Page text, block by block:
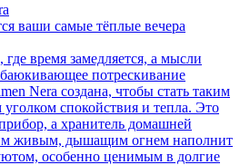
ваши самые тёплые вечера
время замедляется, а мысли
потрескивание
Nera создана, чтобы стать таким
спокойствия и тепла. Это
а хранитель домашней
живым, дышащим огнем наполнит
особенно ценимым в долгие